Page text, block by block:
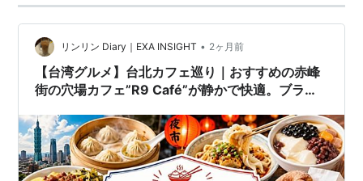
リンリン Diary｜EXA INSIGHT • 2ヶ月前
【台湾グルメ】台北カフェ巡り｜おすすめの赤峰
街の穴場カフェ”R9 Café”が静かで快適。ブラン